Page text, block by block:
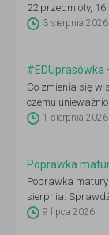
22 przedmioty,
3 sierpnia 2026
#EDUprasówka
Co zmienia się w
czemu
1 sierpnia 2026
Poprawka
Poprawka
sierpnia.
9 lipca 2026